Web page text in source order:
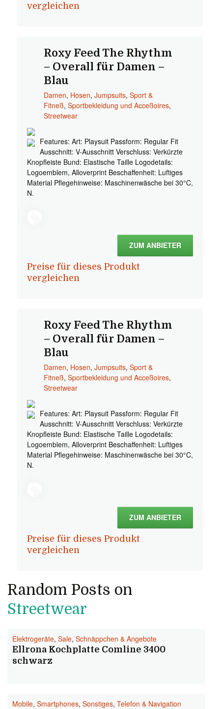
vergleichen
Roxy Feed The Rhythm
– Overall für Damen –
Blau
Damen, Hosen, Jumpsuits, Sport &
Fitneß, Sportbekleidung und Acceßoires,
Streetwear
Features: Art: Playsuit Passform: Regular Fit
Ausschnitt: V-Ausschnitt Verschluss: Verkürzte
Knopfleiste Bund: Elastische Taille Logodetails:
Logoemblem, Alloverprint Beschaffenheit: Luftiges
Material Pflegehinweise: Maschinenwäsche bei 30°C,
N.
ZUM ANBIETER
Preise für dieses Produkt
vergleichen
Roxy Feed The Rhythm
– Overall für Damen –
Blau
Damen, Hosen, Jumpsuits, Sport &
Fitneß, Sportbekleidung und Acceßoires,
Streetwear
Features: Art: Playsuit Passform: Regular Fit
Ausschnitt: V-Ausschnitt Verschluss: Verkürzte
Knopfleiste Bund: Elastische Taille Logodetails:
Logoemblem, Alloverprint Beschaffenheit: Luftiges
Material Pflegehinweise: Maschinenwäsche bei 30°C,
N.
ZUM ANBIETER
Preise für dieses Produkt
vergleichen
Random Posts on
Streetwear
Elektrogeräte, Sale, Schnäppchen & Angebote
Ellrona Kochplatte Comline 3400
schwarz
Mobile, Smartphones, Sonstiges, Telefon & Navigation